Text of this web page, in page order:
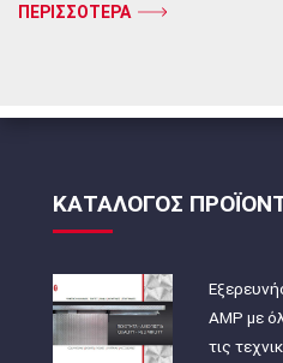
ΠΕΡΙΣΣΟΤΕΡΑ
ΚΑΤΑΛΟΓΟΣ
AMP με
τις